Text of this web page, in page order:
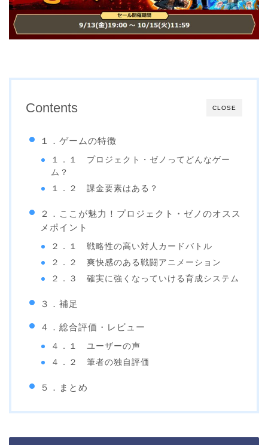
CLOSE
Contents
１．ゲームの特徴
１．１ プロジェクト・ゼノってどんなゲー
ム？
１．２ 課金要素はある？
２．ここが魅力！プロジェクト・ゼノのオスス
メポイント
２．１ 戦略性の高い対人カードバトル
２．２ 爽快感のある戦闘アニメーション
２．３ 確実に強くなっていける育成システム
３．補足
４．総合評価・レビュー
４．１ ユーザーの声
４．２ 筆者の独自評価
５．まとめ